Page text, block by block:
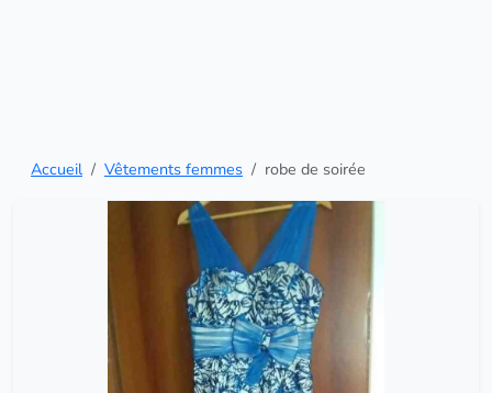
Accueil Vêtements femmes robe de soirée